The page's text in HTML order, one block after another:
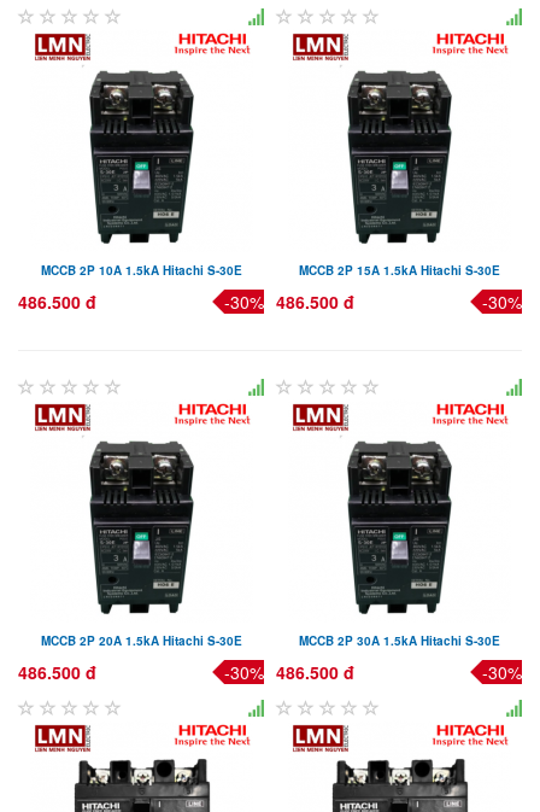
MCCB 2P 10A 1.5kA Hitachi S-30E
486.500 đ -30%
MCCB 2P 15A 1.5kA Hitachi S-30E
486.500 đ -30%
MCCB 2P 20A 1.5kA Hitachi S-30E
486.500 đ -30%
MCCB 2P 30A 1.5kA Hitachi S-30E
486.500 đ -30%